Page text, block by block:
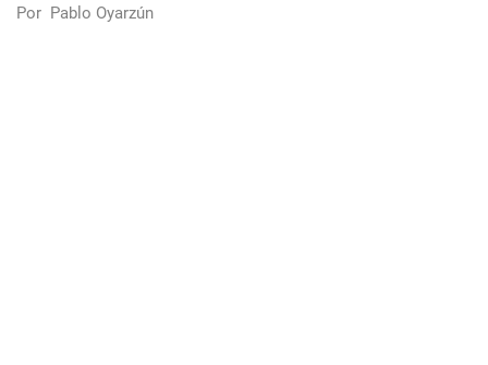
Por Pablo Oyarzún